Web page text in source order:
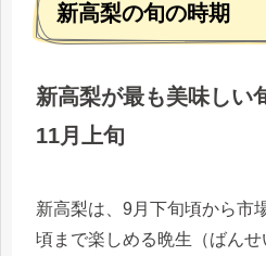
新高梨の旬の時期
新高梨が最も美味しい
11月上旬
新高梨は、9月下旬頃から市
頃まで楽しめる晩生（ばん